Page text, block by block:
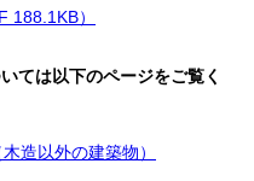
188.1KB）
ては以下のページをご覧く
造以外の建築物）